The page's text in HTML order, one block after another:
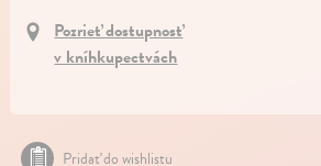
Pozrieť dostupnosť
v kníhkupectvách
Pridať do wishlistu